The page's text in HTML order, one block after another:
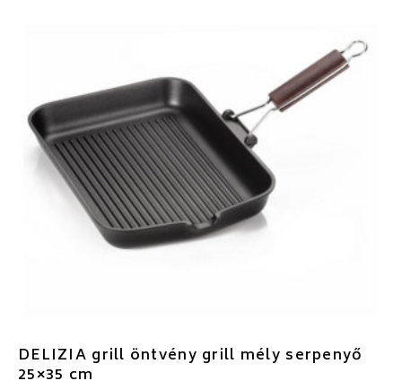
DELIZIA grill öntvény grill mély serpenyő
25×35 cm